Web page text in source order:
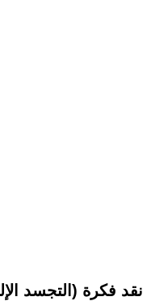
نقد فكرة (التجسد